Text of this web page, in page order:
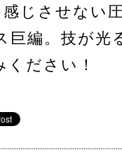
じさせない
巨編。技が光
ださい！